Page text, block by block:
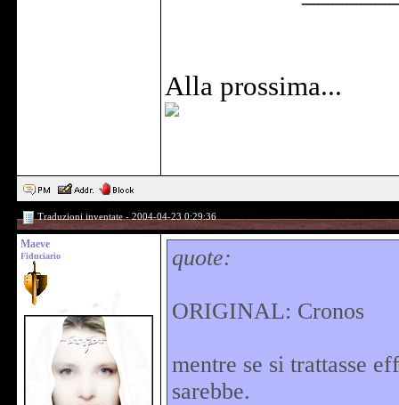
Alla prossima...
Traduzioni inventate - 2004-04-23 0:29:36
Maeve
Fiduciario quote:
ORIGINAL: Cronos
mentre se si trattasse
sarebbe.